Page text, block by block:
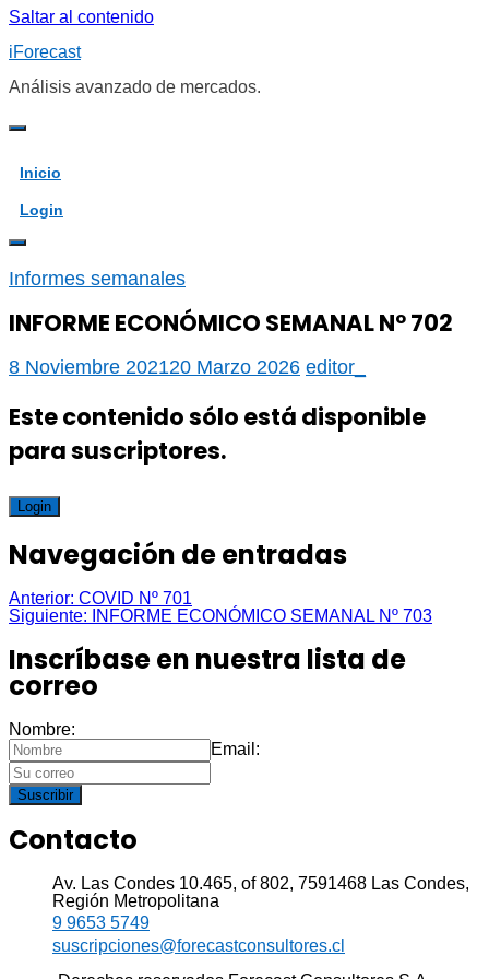
Saltar al contenido
iForecast
Análisis avanzado de mercados.
Inicio
Login
Informes semanales
INFORME ECONÓMICO SEMANAL Nº 702
8 Noviembre 202120 Marzo 2026 editor_
Este contenido sólo está disponible
para suscriptores.
Login
Navegación de entradas
Anterior: COVID Nº 701
Siguiente:
INFORME ECONÓMICO SEMANAL Nº 703
Inscríbase en nuestra lista de
correo
Nombre:
Email:
Suscribir
Contacto
Av. Las Condes 10.465, of 802, 7591468 Las Condes,
Región Metropolitana
9 9653 5749
suscripciones@forecastconsultores.cl